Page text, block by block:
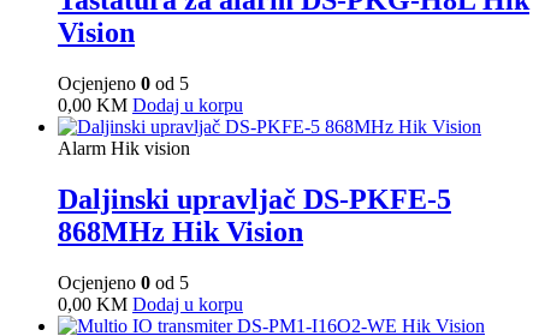
Vision
Ocjenjeno 0 od 5
0,00 KM Dodaj u korpu
Alarm Hik vision
Daljinski upravljač DS-PKFE-5
868MHz Hik Vision
Ocjenjeno 0 od 5
0,00 KM Dodaj u korpu